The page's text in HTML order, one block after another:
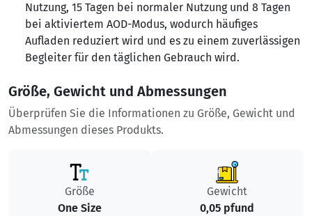
Nutzung, 15 Tagen bei normaler Nutzung und 8 Tagen
bei aktiviertem AOD-Modus, wodurch häufiges
Aufladen reduziert wird und es zu einem zuverlässigen
Begleiter für den täglichen Gebrauch wird.
Größe, Gewicht und Abmessungen
Überprüfen Sie die Informationen zu Größe, Gewicht und
Abmessungen dieses Produkts.
Größe
One Size
Gewicht
0,05 pfund